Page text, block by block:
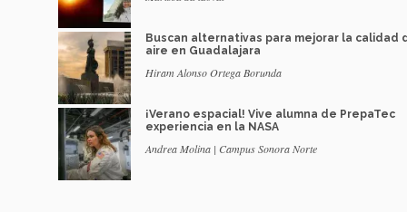
Buscan alternativas para mejorar la calidad
aire en Guadalajara
Hiram Alonso Ortega Borunda
¡Verano espacial! Vive alumna de PrepaTec
experiencia en la NASA
Andrea Molina | Campus Sonora Norte